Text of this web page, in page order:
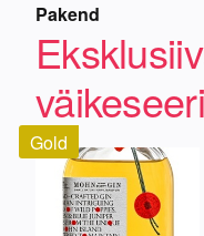
Pakend
Gold